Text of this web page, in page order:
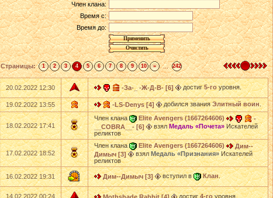
Член клана:
Время с:
Время до:
Страницы: 1 2 3 4 5 6 7 8 9 10 » ... 242
20.02.2022 12:30 -За-_ -Ж-Д-В- [6] достиг5-гоуровня.
19.02.2022 13:55 -LS-Denys [4] добился званияЭлитный воин.
18.02.2022 17:41
Член клана Elite Avengers (1667264606)
-
__COBRA__- [6]
взялМедаль «Почета»Искателей
реликтов
17.02.2022 18:52
Член клана Elite Avengers (1667264606)
Дим--
Димыч [3]
взялМедаль «Признания»Искателей
реликтов
16.02.2022 19:31 Дим--Димыч [3] вступил в Клан.
14.02.2022 00:24 достиг4-гоуровня.